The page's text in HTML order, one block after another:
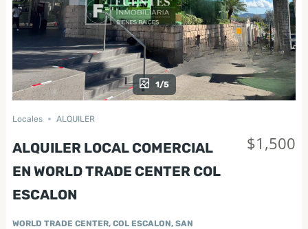
1/5
Locales ALQUILER
ALQUILER LOCAL COMERCIAL
EN WORLD TRADE CENTER COL
ESCALON
WORLD TRADE CENTER, COL ESCALON, SAN
$1,500